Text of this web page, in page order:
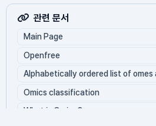
관련 문서
Main Page
Openfree
Alphabetically ordered list of omes
Omics classification
What is Oming?